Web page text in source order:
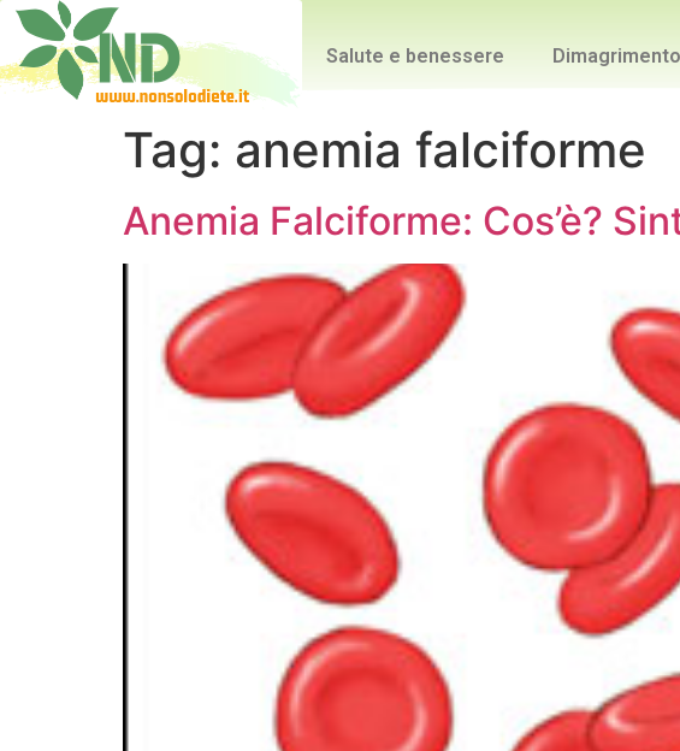
Salute e benessere Dimagrimento
Tag: anemia falciforme
Anemia Falciforme: Cos’è?